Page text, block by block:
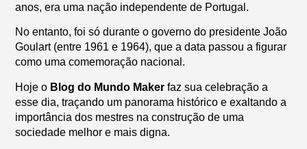
anos, era uma nação independente de Portugal.
No entanto, foi só durante o governo do presidente João
Goulart (entre 1961 e 1964), que a data passou a figurar
como uma comemoração nacional.
Hoje o Blog do Mundo Maker faz sua celebração a
esse dia, traçando um panorama histórico e exaltando a
importância dos mestres na construção de uma
sociedade melhor e mais digna.